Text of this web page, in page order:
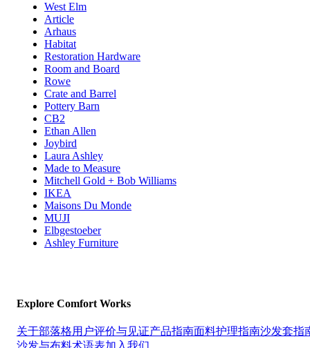
West Elm
Article
Arhaus
Habitat
Restoration Hardware
Room and Board
Rowe
Crate and Barrel
Pottery Barn
CB2
Ethan Allen
Joybird
Laura Ashley
Made to Measure
Mitchell Gold + Bob Williams
IKEA
Maisons Du Monde
MUJI
Elbgestoeber
Ashley Furniture
Explore Comfort Works
关于部落格用户评价与见证产品指南面料护理指南沙发套指
沙发与布料术语表加入我们